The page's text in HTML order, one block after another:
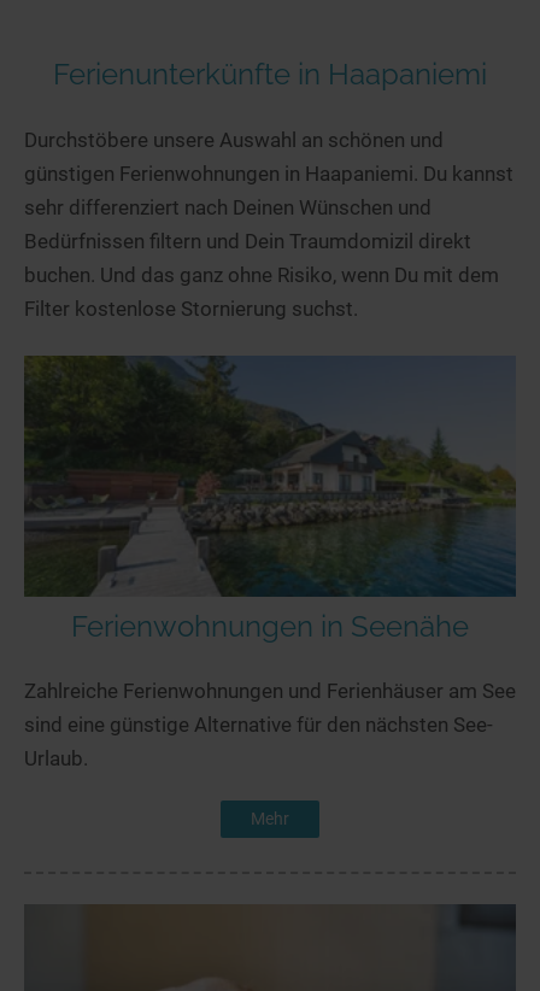
Ferienunterkünfte in Haapaniemi
Durchstöbere unsere Auswahl an schönen und
günstigen Ferienwohnungen in Haapaniemi. Du kannst
sehr differenziert nach Deinen Wünschen und
Bedürfnissen filtern und Dein Traumdomizil direkt
buchen. Und das ganz ohne Risiko, wenn Du mit dem
Filter kostenlose Stornierung suchst.
Ferienwohnungen in Seenähe
Zahlreiche Ferienwohnungen und Ferienhäuser am See
sind eine günstige Alternative für den nächsten See-
Urlaub.
Mehr